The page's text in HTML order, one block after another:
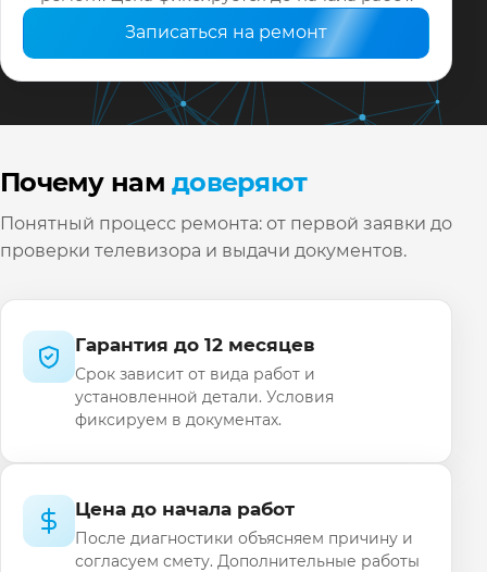
Записаться на ремонт
Почему намдоверяют
Понятный процесс ремонта: от первой заявки до
проверки телевизора и выдачи документов.
Гарантия до 12 месяцев
Срок зависит от вида работ и
установленной детали. Условия
фиксируем в документах.
Цена до начала работ
После диагностики объясняем причину и
согласуем смету. Дополнительные работы